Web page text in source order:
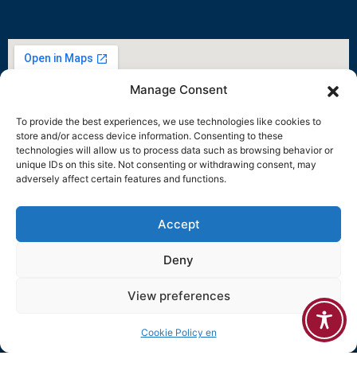
Manage Consent
To provide the best experiences, we use technologies like cookies to
store and/or access device information. Consenting to these
technologies will allow us to process data such as browsing behavior or
unique IDs on this site. Not consenting or withdrawing consent, may
adversely affect certain features and functions.
Accept
Deny
View preferences
Cookie Policy en